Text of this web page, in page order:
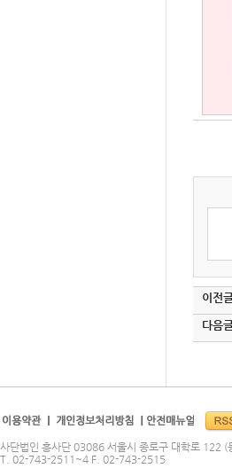
이전
다음
사단법인 흥사단 03086 서울시 종로구 대학로 122 (
T. 02-743-2511~4 F. 02-743-2515